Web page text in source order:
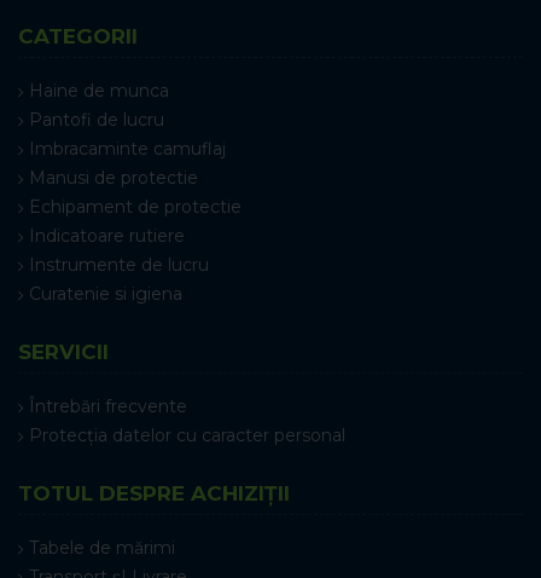
CATEGORII
Haine de munca
Pantofi de lucru
Imbracaminte camuflaj
Manusi de protectie
Echipament de protectie
Indicatoare rutiere
Instrumente de lucru
Curatenie si igiena
SERVICII
Întrebări frecvente
Protecția datelor cu caracter personal
TOTUL DESPRE ACHIZIȚII
Tabele de mărimi